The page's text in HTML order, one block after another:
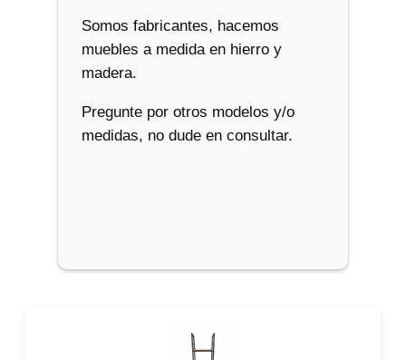
Somos fabricantes, hacemos
muebles a medida en hierro y
madera.
Pregunte por otros modelos y/o
medidas, no dude en consultar.